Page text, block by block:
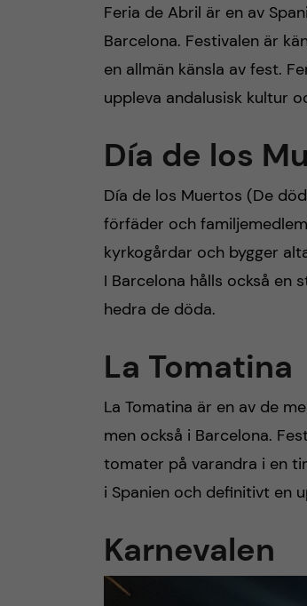
Feria de Abril är en av
Barcelona. Festivalen är
en allmän känsla av fest.
uppleva andalusisk kultur
Día de los
Día de los Muertos (De
förfäder och
kyrkogårdar och bygger
I Barcelona hålls också
hedra de döda.
La Tomatina
La Tomatina är en av de
men också i Barcelona.
tomater på varandra i en
i Spanien och definitivt en
Karnevalen